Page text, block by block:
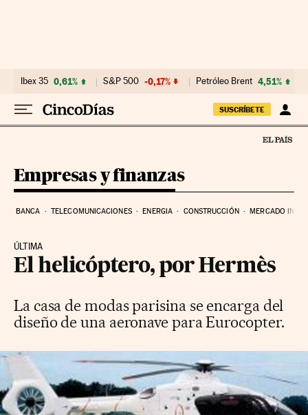
Ibex 35 0,61% S&P 500 -0,17% Petróleo Brent 4,51%
SUSCRÍBETE
Empresas y finanzas
BANCA TELECOMUNICACIONES ENERGIA CONSTRUCCIÓN MERCADO
ÚLTIMA
El helicóptero, por Hermès
La casa de modas parisina se encarga del
diseño de una aeronave para Eurocopter.